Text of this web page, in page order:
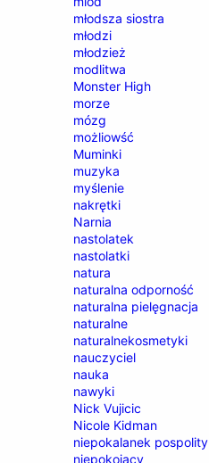
młodsza siostra
młodzi
młodzież
modlitwa
Monster High
morze
mózg
możliowść
Muminki
muzyka
myślenie
nakrętki
Narnia
nastolatek
nastolatki
natura
naturalna odporność
naturalna pielęgnacja
naturalne
naturalnekosmetyki
nauczyciel
nauka
nawyki
Nick Vujicic
Nicole Kidman
niepokalanek pospolity
niepokojący